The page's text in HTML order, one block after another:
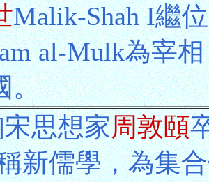
Malik-Shah I繼
al-Mulk為宰
。
思想家周敦頤
新儒學，為集